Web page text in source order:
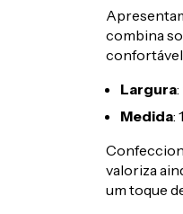
combina
Largura
Medida:
valoriza
um toque